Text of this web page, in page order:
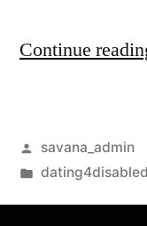
Continue
savana_admin